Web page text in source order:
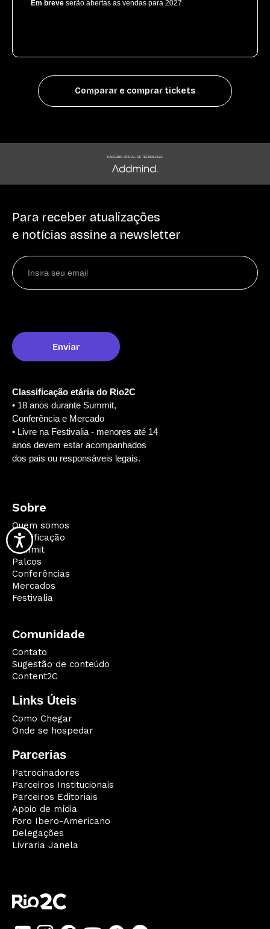
Em breve serão abertas as vendas para 2027.
Comparar e comprar tickets
PARCEIRO OFICIAL DE TECNOLOGIA
Para receber atualizações
e notícias assine a newsletter
Classificação etária do Rio2C
• 18 anos durante Summit,
Conferência e Mercado
• Livre na Festivalia - menores até 14
anos devem estar acompanhados
dos pais ou responsáveis legais.
Sobre
Quem somos
Qualificação
Summit
Palcos
Conferências
Mercados
Festivalia
Comunidade
Contato
Sugestão de conteúdo
Content2C
Links Úteis
Como Chegar
Onde se hospedar
Parcerias
Patrocinadores
Parceiros Institucionais
Parceiros Editoriais
Apoio de mídia
Foro Ibero-Americano
Delegações
Livraria Janela